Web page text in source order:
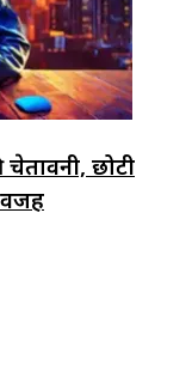
चेतावनी, छोटी
वजह